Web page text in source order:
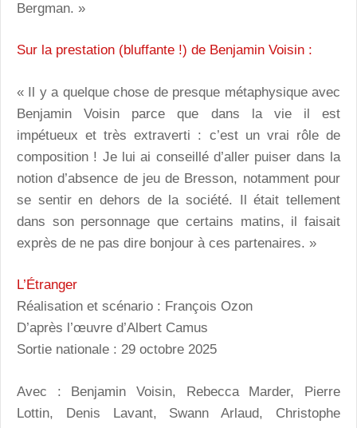
Bergman. »
Sur la prestation (bluffante !) de Benjamin Voisin :
« Il y a quelque chose de presque métaphysique avec
Benjamin Voisin parce que dans la vie il est
impétueux et très extraverti : c’est un vrai rôle de
composition ! Je lui ai conseillé d’aller puiser dans la
notion d’absence de jeu de Bresson, notamment pour
se sentir en dehors de la société. Il était tellement
dans son personnage que certains matins, il faisait
exprès de ne pas dire bonjour à ces partenaires. »
L’Étranger
Réalisation et scénario : François Ozon
D’après l’œuvre d’Albert Camus
Sortie nationale : 29 octobre 2025
Avec : Benjamin Voisin, Rebecca Marder, Pierre
Lottin, Denis Lavant, Swann Arlaud, Christophe